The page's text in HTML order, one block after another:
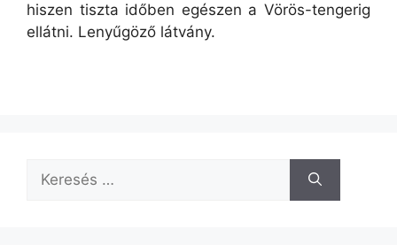
hiszen tiszta időben egészen a Vörös-tengerig
ellátni. Lenyűgöző látvány.
Keresés: